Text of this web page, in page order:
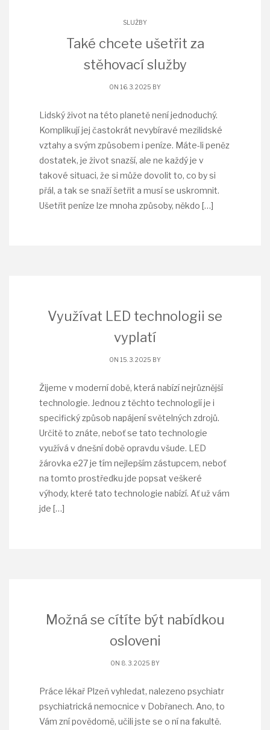
SLUŽBY
Také chcete ušetřit za
stěhovací služby
ON 16. 3. 2025 BY
Lidský život na této planetě není jednoduchý.
Komplikují jej častokrát nevybíravé mezilidské
vztahy a svým způsobem i peníze. Máte-li peněz
dostatek, je život snazší, ale ne každý je v
takové situaci, že si může dovolit to, co by si
přál, a tak se snaží šetřit a musí se uskromnit.
Ušetřit peníze lze mnoha způsoby, někdo […]
Využívat LED technologii se
vyplatí
ON 15. 3. 2025 BY
Žijeme v moderní době, která nabízí nejrůznější
technologie. Jednou z těchto technologií je i
specifický způsob napájení světelných zdrojů.
Určitě to znáte, neboť se tato technologie
využívá v dnešní době opravdu všude. LED
žárovka e27 je tím nejlepším zástupcem, neboť
na tomto prostředku jde popsat veškeré
výhody, které tato technologie nabízí. Ať už vám
jde […]
Možná se cítíte být nabídkou
osloveni
ON 8. 3. 2025 BY
Práce lékař Plzeň vyhledat, nalezeno psychiatr
psychiatrická nemocnice v Dobřanech. Ano, to
Vám zní povědomě, učili jste se o ní na fakultě.